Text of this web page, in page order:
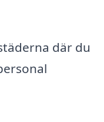
där du